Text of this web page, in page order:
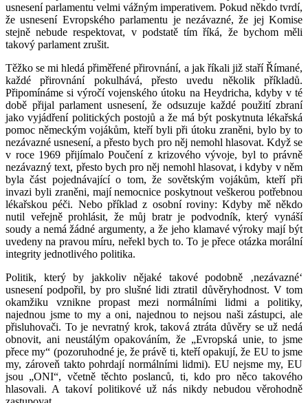
usnesení parlamentu velmi vážným imperativem. Pokud někdo tvrdí,
že usnesení Evropského parlamentu je nezávazné, že jej Komise
stejně nebude respektovat, v podstatě tím říká, že bychom měli
takový parlament zrušit.
Těžko se mi hledá přiměřené přirovnání, a jak říkali již staří Římané,
každé přirovnání pokulhává, přesto uvedu několik příkladů.
Připomínáme si výročí vojenského útoku na Heydricha, kdyby v té
době přijal parlament usnesení, že odsuzuje každé použití zbraní
jako vyjádření politických postojů a že má být poskytnuta lékařská
pomoc německým vojákům, kteří byli při útoku zraněni, bylo by to
nezávazné usnesení, a přesto bych pro něj nemohl hlasovat. Když se
v roce 1969 přijímalo Poučení z krizového vývoje, byl to právně
nezávazný text, přesto bych pro něj nemohl hlasovat, i kdyby v něm
byla část pojednávající o tom, že sovětským vojákům, kteří při
invazi byli zraněni, mají nemocnice poskytnout veškerou potřebnou
lékařskou péči. Nebo příklad z osobní roviny: Kdyby mě někdo
nutil veřejně prohlásit, že můj bratr je podvodník, který vynáší
soudy a nemá žádné argumenty, a že jeho klamavé výroky mají být
uvedeny na pravou míru, neřekl bych to. To je přece otázka morální
integrity jednotlivého politika.
Politik, který by jakkoliv nějaké takové podobně ‚nezávazné‘
usnesení podpořil, by pro slušné lidi ztratil důvěryhodnost. V tom
okamžiku vznikne propast mezi normálními lidmi a politiky,
najednou jsme to my a oni, najednou to nejsou naši zástupci, ale
přisluhovači. To je nevratný krok, taková ztráta důvěry se už nedá
obnovit, ani neustálým opakováním, že „Evropská unie, to jsme
přece my“ (pozoruhodné je, že právě ti, kteří opakují, že EU to jsme
my, zároveň takto pohrdají normálními lidmi). EU nejsme my, EU
jsou „ONI“, včetně těchto poslanců, ti, kdo pro něco takového
hlasovali. A takoví politikové už nás nikdy nebudou věrohodně